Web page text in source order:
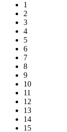
1
2
3
4
5
6
7
8
9
10
11
12
13
14
15